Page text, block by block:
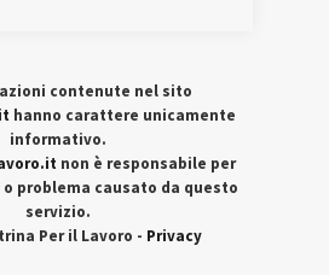
contenute nel sito
hanno carattere unicamente
informativo.
non è responsabile per
problema causato da questo
servizio.
Per il Lavoro - Privacy